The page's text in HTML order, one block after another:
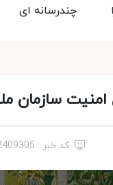
چندرسانه ای
سازمان ملل
کد خبر : 2409305